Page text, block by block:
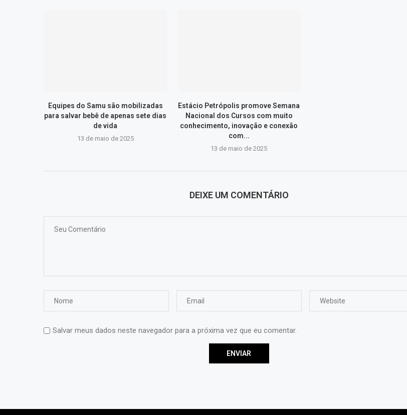
Equipes do Samu são mobilizadas
para salvar bebê de apenas sete dias
de vida
13 de maio de 2025
Estácio Petrópolis promove Semana
Nacional dos Cursos com muito
conhecimento, inovação e conexão
com...
13 de maio de 2025
DEIXE UM COMENTÁRIO
Salvar meus dados neste navegador para a próxima vez que eu comentar.